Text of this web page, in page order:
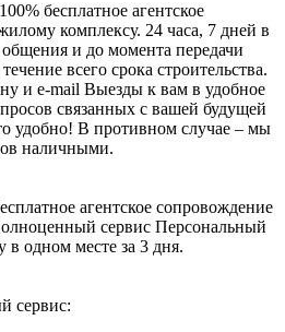
бесплатное агентское
комплексу. 24 часа, 7 дней в
и до момента передачи
всего срока строительства.
и e-mail Выезды к вам в удобное
связанных с вашей будущей
удобно! В противном случае – мы
наличными.
агентское сопровождение
сервис Персональный
в одном месте за 3 дня.
сервис: